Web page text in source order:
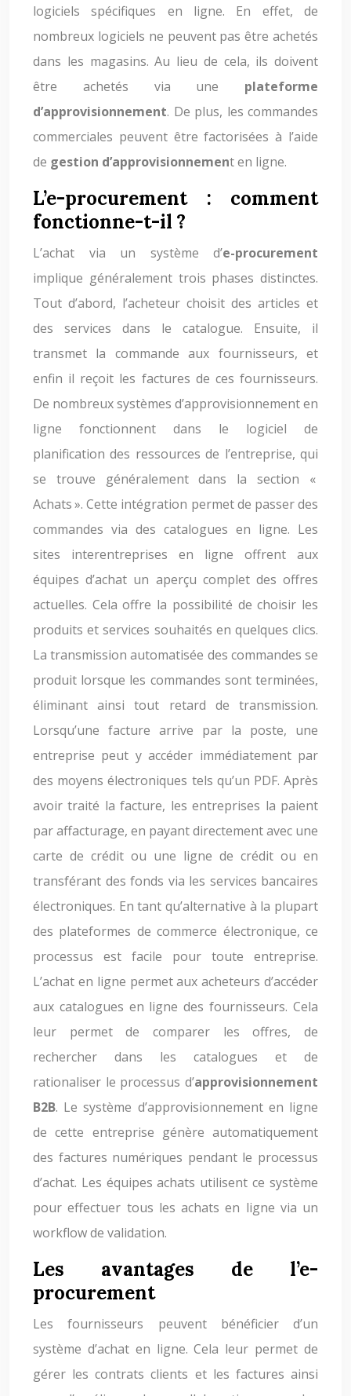
logiciels spécifiques en ligne. En effet, de
nombreux logiciels ne peuvent pas être achetés
dans les magasins. Au lieu de cela, ils doivent
être achetés via une plateforme
d’approvisionnement. De plus, les commandes
commerciales peuvent être factorisées à l’aide
de gestion d’approvisionnement en ligne.
L’e-procurement : comment
fonctionne-t-il ?
L’achat via un système d’e-procurement
implique généralement trois phases distinctes.
Tout d’abord, l’acheteur choisit des articles et
des services dans le catalogue. Ensuite, il
transmet la commande aux fournisseurs, et
enfin il reçoit les factures de ces fournisseurs.
De nombreux systèmes d’approvisionnement en
ligne fonctionnent dans le logiciel de
planification des ressources de l’entreprise, qui
se trouve généralement dans la section «
Achats ». Cette intégration permet de passer des
commandes via des catalogues en ligne. Les
sites interentreprises en ligne offrent aux
équipes d’achat un aperçu complet des offres
actuelles. Cela offre la possibilité de choisir les
produits et services souhaités en quelques clics.
La transmission automatisée des commandes se
produit lorsque les commandes sont terminées,
éliminant ainsi tout retard de transmission.
Lorsqu’une facture arrive par la poste, une
entreprise peut y accéder immédiatement par
des moyens électroniques tels qu’un PDF. Après
avoir traité la facture, les entreprises la paient
par affacturage, en payant directement avec une
carte de crédit ou une ligne de crédit ou en
transférant des fonds via les services bancaires
électroniques. En tant qu’alternative à la plupart
des plateformes de commerce électronique, ce
processus est facile pour toute entreprise.
L’achat en ligne permet aux acheteurs d’accéder
aux catalogues en ligne des fournisseurs. Cela
leur permet de comparer les offres, de
rechercher dans les catalogues et de
rationaliser le processus d’approvisionnement
B2B. Le système d’approvisionnement en ligne
de cette entreprise génère automatiquement
des factures numériques pendant le processus
d’achat. Les équipes achats utilisent ce système
pour effectuer tous les achats en ligne via un
workflow de validation.
Les avantages de l’e-
procurement
Les fournisseurs peuvent bénéficier d’un
système d’achat en ligne. Cela leur permet de
gérer les contrats clients et les factures ainsi